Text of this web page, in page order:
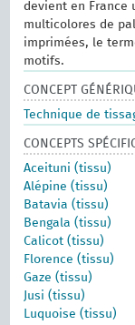
devient en
multicolores de
imprimées, le
motifs.
CONCEPT
Technique de
CONCEPTS
Aceituni (tissu)
Alépine (tissu)
Batavia (tissu)
Bengala (tissu)
Calicot (tissu)
Florence (tissu)
Gaze (tissu)
Jusi (tissu)
Luquoise (tissu)